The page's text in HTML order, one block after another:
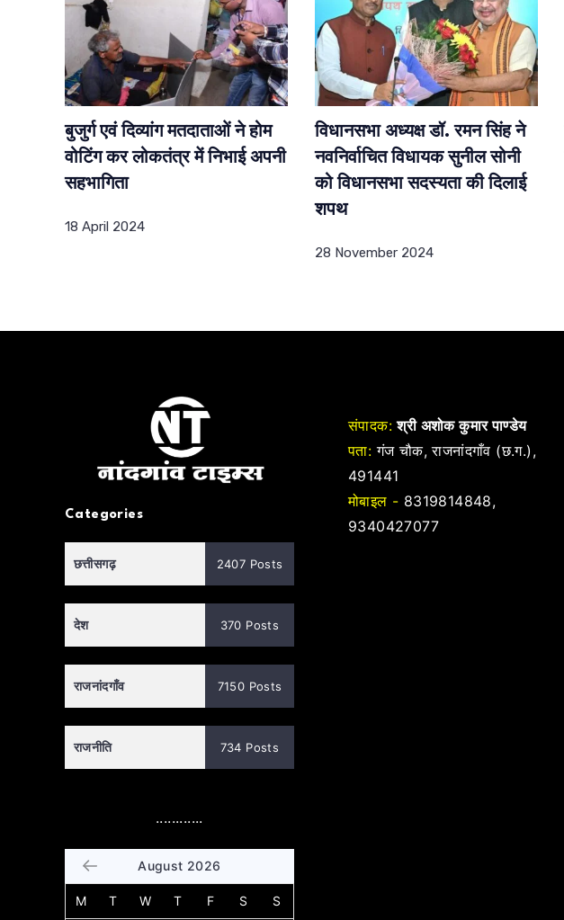
बुजुर्ग एवं दिव्यांग मतदाताओं ने होम
वोटिंग कर लोकतंत्र में निभाई अपनी
सहभागिता
18 April 2024
विधानसभा अध्यक्ष डॉ. रमन सिंह ने
नवनिर्वाचित विधायक सुनील सोनी
को विधानसभा सदस्यता की दिलाई
शपथ
28 November 2024
Categories
छत्तीसगढ़ 2407 Posts
देश 370 Posts
राजनांदगाँव 7150 Posts
राजनीति 734 Posts
............
August 2026
M T W T F S S
संपादक: श्री अशोक कुमार पाण्डेय
पता: गंज चौक, राजनांदगाँव (छ.ग.),
491441
मोबाइल - 8319814848,
9340427077